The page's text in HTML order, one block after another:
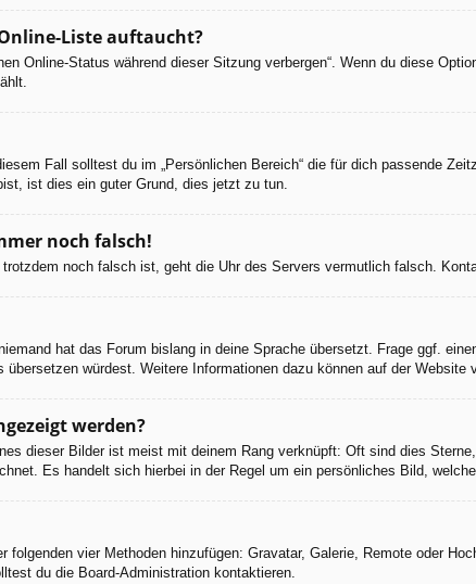
Liste auftaucht?
Online-Status während dieser Sitzung verbergen“. Wenn du diese
Fall solltest du im „Persönlichen Bereich“ die für dich passende
ist dies ein guter Grund, dies jetzt zu tun.
noch falsch!
noch falsch ist, geht die Uhr des Servers vermutlich falsch.
hat das Forum bislang in deine Sprache übersetzt. Frage ggf.
würdest. Weitere Informationen dazu können auf der Website
werden?
dieser Bilder ist meist mit deinem Rang verknüpft: Oft sind dies
Es handelt sich hierbei in der Regel um ein persönliches Bild,
folgenden vier Methoden hinzufügen: Gravatar, Galerie, Remote oder
du die Board-Administration kontaktieren.